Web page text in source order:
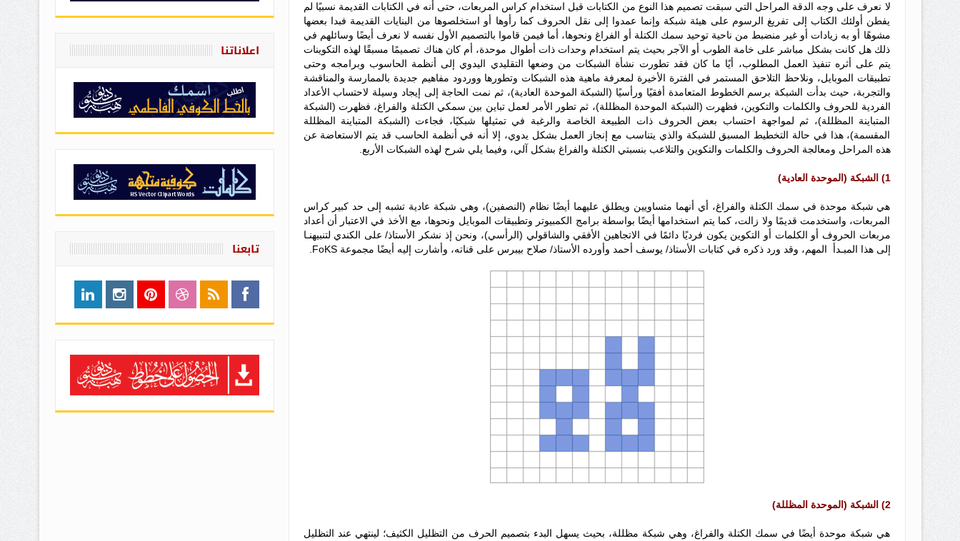
لا نعرف على وجه الدقة المراحل التي سبقت تصميم هذا النوع من الكتابات قبل استخدام كراس المربعات، حتى أنه في الكتابات القديمة نسبيًا لم
يفطن أولئك الكتاب إلى تفريغ الرسوم على هيئة شبكة وإنما عمدوا إلى نقل الحروف كما رأوها أو استخلصوها من البنايات القديمة فبدا بعضها
مشوهًا أو به زيادات أو غير منضبط من ناحية توحيد سمك الكتلة أو الفراغ ونحوها، أما فيمن قاموا بالتصميم الأول نفسه لا نعرف أيضًا وسائلهم في
ذلك هل كانت بشكل مباشر على خامة الطوب أو الآجر بحيث يتم استخدام وحدات ذات أطوال موحدة، أم كان هناك تصميمًا مسبقًا لهذه التكوينات
يتم على أثره تنفيذ العمل المطلوب، أيًا ما كان فقد تطورت نشأة الشبكات من وضعها التقليدي اليدوي إلى أنظمة الحاسوب وبرامجه وحتى
تطبيقات الموبايل، ونلاحظ التلاحق المستمر في الفترة الأخيرة لمعرفة ماهية هذه الشبكات وتطورها ووردود مفاهيم جديدة بالممارسة والمناقشة
والتجربة، حيث بدأت الشبكة برسم الخطوط المتعامدة أفقيًا ورأسيًا (الشبكة الموحدة العادية)، ثم نمت الحاجة إلى إيجاد وسيلة لاحتساب الأعداد
الفردية للحروف والكلمات والتكوين، فظهرت (الشبكة الموحدة المظللة)، ثم تطور الأمر لعمل تباين بين سمكي الكتلة والفراغ، فظهرت (الشبكة
المتباينة المظللة)، ثم لمواجهة احتساب بعض الحروف ذات الطبيعة الخاصة والرغبة في تمثيلها شبكيًا، فجاءت (الشبكة المتباينة المظللة
المقسمة)، هذا في حالة التخطيط المسبق للشبكة والذي يتناسب مع إنجاز العمل بشكل يدوي، إلا أنه في أنظمة الحاسب قد يتم الاستعاضة عن
هذه المراحل ومعالجة الحروف والكلمات والتكوين والتلاعب بنسبتي الكتلة والفراغ بشكل آلي، وفيما يلي شرح لهذه الشبكات الأربع.
1) الشبكة (الموحدة العادية)
هي شبكة موحدة في سمك الكتلة والفراغ، أي أنهما متساويين ويطلق عليهما أيضًا نظام (النصفين)، وهي شبكة عادية تشبه إلى حد كبير كراس
المربعات، واستخدمت قديمًا ولا زالت، كما يتم استخدامها أيضًا بواسطة برامج الكمبيوتر وتطبيقات الموبايل ونحوها، مع الأخذ في الاعتبار أن أعداد
مربعات الحروف أو الكلمات أو التكوين يكون فرديًا دائمًا في الاتجاهين الأفقي والشاقولي (الرأسي)، ونحن إذ نشكر الأستاذ/ على الكندي لتنبيهنـا
إلى هذا المبـدأ المهم، وقد ورد ذكره في كتابات الأستاذ/ يوسف أحمد وأورده الأستاذ/ صلاح بيبرس على قناته، وأشارت إليه أيضًا مجموعة FoKS.
2) الشبكة (الموحدة المظللة)
هي شبكة موحدة أيضًا في سمك الكتلة والفراغ، وهي شبكة مظللة، بحيث يسهل البدء بتصميم الحرف من التظليل الكثيف؛ لينتهي عند التظليل
اعلاناتنا
تابعنا